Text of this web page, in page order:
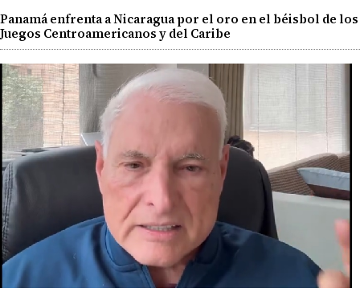
Panamá enfrenta a Nicaragua por el oro en el béisbol de los
Juegos Centroamericanos y del Caribe